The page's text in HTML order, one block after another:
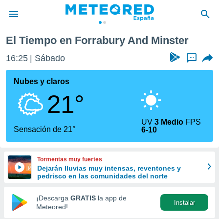
de
por
que se
calidad.
a este
las
y
forma
digital
basada
El Tiempo en Forrabury And Minster
16:25 Sábado ...
Nubes y claros
21°
Sensación de 21°
UV3 Medio FPS
6-10
Tormentas muy fuertes
Dejarán lluvias muy intensas, reventones y
pedrisco en las comunidades del norte
¡Descarga GRATIS la app de
Meteored!
Instalar